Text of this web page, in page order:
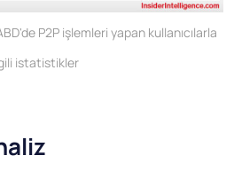
P2P işlemleri yapan kullanıcılarla
istatistikler